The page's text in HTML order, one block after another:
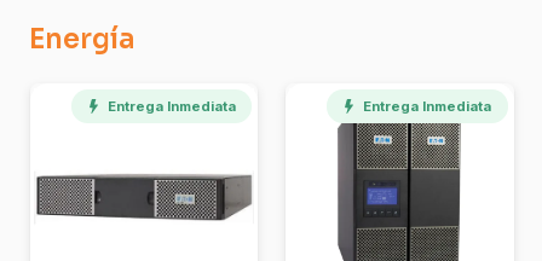
Energía
Entrega Inmediata